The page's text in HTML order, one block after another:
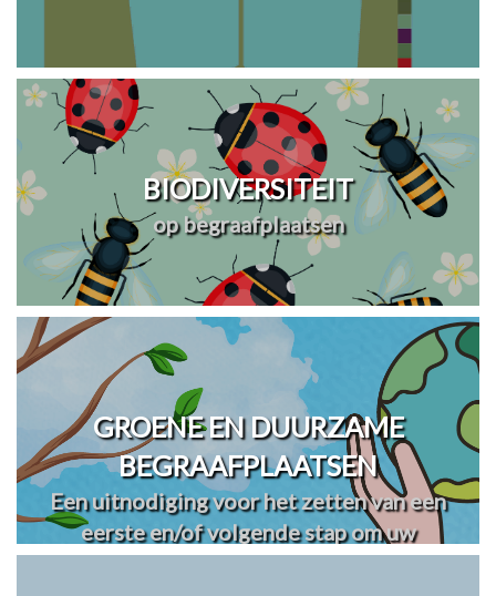
BIODIVERSITEIT
op begraafplaatsen
GROENE EN DUURZAME
BEGRAAFPLAATSEN
Een uitnodiging voor het zetten van een
eerste en/of volgende stap om uw
begraafplaats(en) te vergroenen en